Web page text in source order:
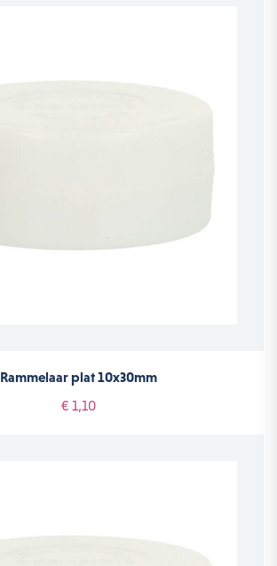
Rammelaar plat 10x30mm
€ 1,10